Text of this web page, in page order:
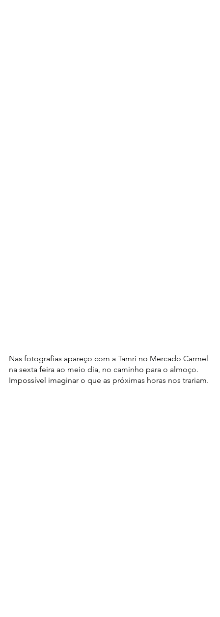
Nas fotografias apareço com a Tamri no Mercado Carmel
na sexta feira ao meio dia, no caminho para o almoço.
Impossível imaginar o que as próximas horas nos trariam.